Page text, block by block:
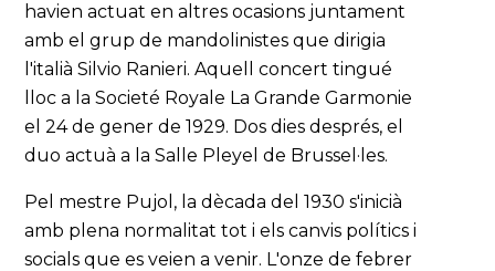
havien actuat en altres ocasions juntament
amb el grup de mandolinistes que dirigia
l'italià Silvio Ranieri. Aquell concert tingué
lloc a la Societé Royale La Grande Garmonie
el 24 de gener de 1929. Dos dies després, el
duo actuà a la Salle Pleyel de Brussel·les.
Pel mestre Pujol, la dècada del 1930 s'inicià
amb plena normalitat tot i els canvis polítics i
socials que es veien a venir. L'onze de febrer